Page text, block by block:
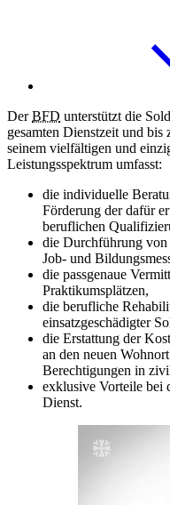
DerBFD unterstützt die
gesamten Dienstzeit und bis
seinem vielfältigen und
Leistungsspektrum umfasst:
die individuelle
Förderung der dafür
beruflichen
die Durchführung von
Job- und
die passgenaue
Praktikumsplätzen,
die berufliche
einsatzgeschädigter
die Erstattung der
an den neuen
Berechtigungen in
exklusive Vorteile bei
Dienst.